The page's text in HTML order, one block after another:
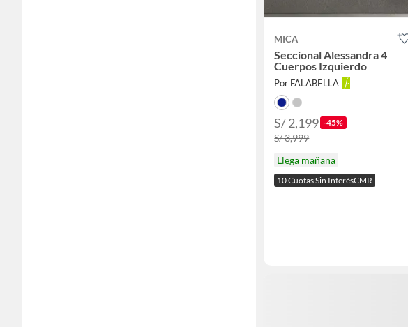
MICA
Seccional Alessandra 4
Cuerpos Izquierdo
Por FALABELLA
S/ 2,199 -45%
S/ 3,999
Llega mañana
10 Cuotas Sin InterésCMR